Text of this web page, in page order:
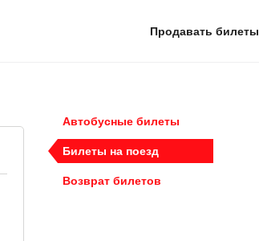
Продавать билеты
Автобусные билеты
Билеты на поезд
Возврат билетов